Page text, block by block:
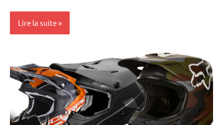
Lire la suite
marques
Tests
et
essais